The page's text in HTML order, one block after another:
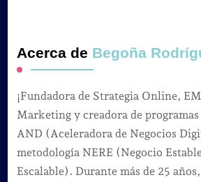
Acerca de Begoña
¡Fundadora de Strategia Online,
Marketing y creadora de
AND (Aceleradora de Negocios
metodología NERE (Negocio
Escalable). Durante más de 25